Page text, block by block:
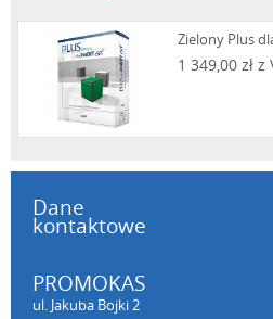
Zielony Plus
1 349,00 zł z
Dane
kontaktowe
PROMOKAS
ul. Jakuba Bojki 2